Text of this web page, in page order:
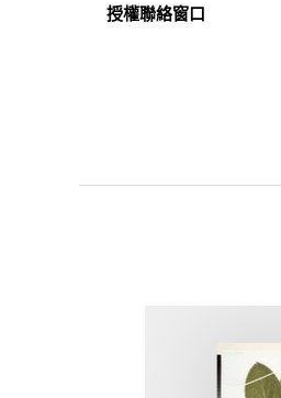
授權聯絡窗口